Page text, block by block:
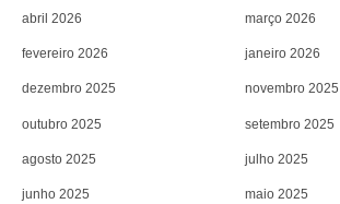
abril 2026 março 2026
fevereiro 2026 janeiro 2026
dezembro 2025 novembro 2025
outubro 2025 setembro 2025
agosto 2025 julho 2025
junho 2025 maio 2025